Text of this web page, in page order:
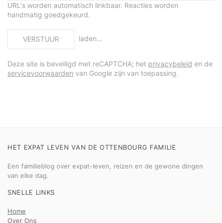
URL's worden automatisch linkbaar. Reacties worden
handmatig goedgekeurd.
VERSTUUR laden…
Deze site is beveiligd met reCAPTCHA; het privacybeleid en de
servicevoorwaarden van Google zijn van toepassing.
HET EXPAT LEVEN VAN DE OTTENBOURG FAMILIE
Een familieblog over expat-leven, reizen en de gewone dingen
van elke dag.
SNELLE LINKS
Home
Over Ons